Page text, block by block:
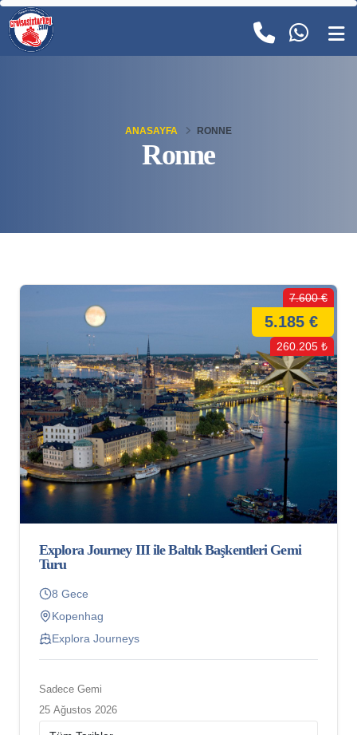
Ronne
ANASAYFA RONNE
7.600 €
5.185 €
260.205 ₺
Explora Journey III ile Baltık Başkentleri Gemi
Turu
8 Gece
Kopenhag
Explora Journeys
Sadece Gemi
25 Ağustos 2026